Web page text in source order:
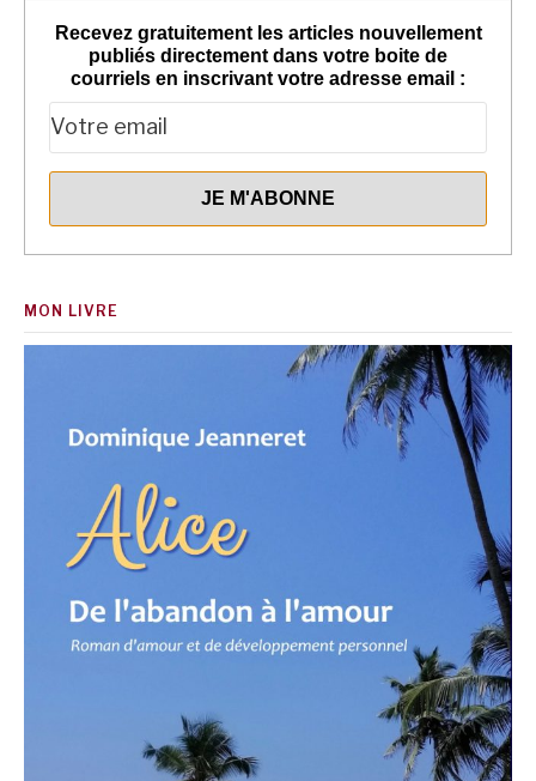
Recevez gratuitement les articles nouvellement
publiés directement dans votre boite de
courriels en inscrivant votre adresse email :
MON LIVRE